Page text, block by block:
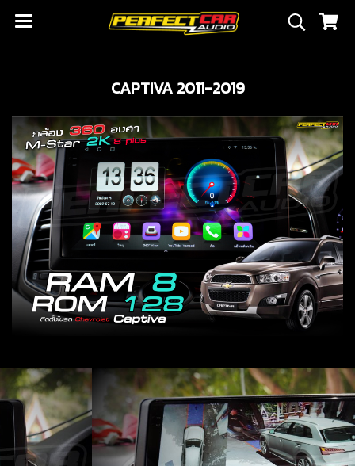
CAPTIVA 2011-2019